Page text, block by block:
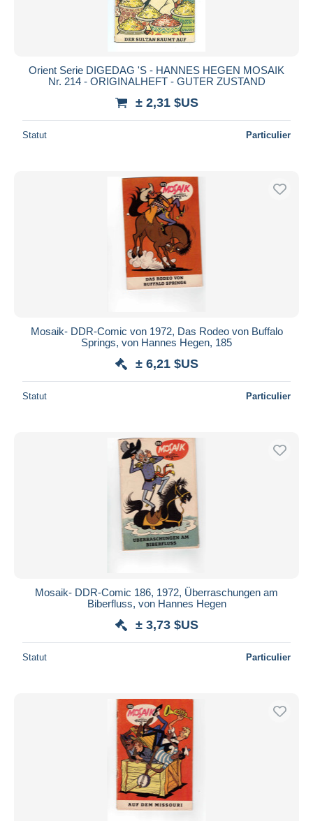
Orient Serie DIGEDAG 'S - HANNES HEGEN MOSAIK
Nr. 214 - ORIGINALHEFT - GUTER ZUSTAND
± 2,31 $US
Statut Particulier
Mosaik- DDR-Comic von 1972, Das Rodeo von Buffalo
Springs, von Hannes Hegen, 185
± 6,21 $US
Statut Particulier
Mosaik- DDR-Comic 186, 1972, Überraschungen am
Biberfluss, von Hannes Hegen
± 3,73 $US
Statut Particulier